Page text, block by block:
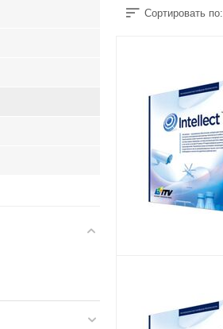
Сортировать по: